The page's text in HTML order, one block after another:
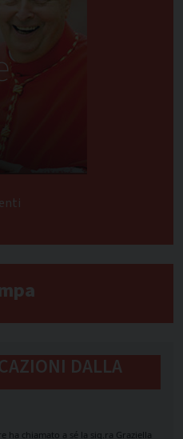
DALLA
ha chiamato a sé la sig.ra Graziella